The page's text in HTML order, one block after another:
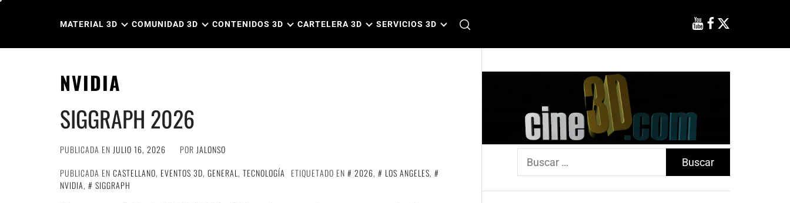
MATERIAL 3D COMUNIDAD 3D CONTENIDOS 3D CARTELERA 3D SERVICIOS 3D
NVIDIA
SIGGRAPH 2026
PUBLICADA EN JULIO 16, 2026 POR JALONSO
PUBLICADA EN CASTELLANO, EVENTOS 3D, GENERAL, TECNOLOGÍA ETIQUETADO EN 2026, LOS ANGELES,
NVIDIA,
SIGGRAPH
Buscar: